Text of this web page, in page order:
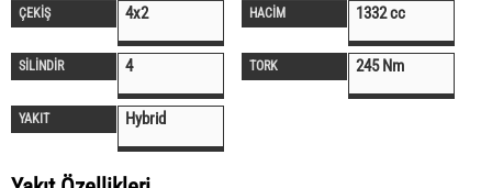
ÇEKİŞ 4x2 HACİM 1332 cc
SİLİNDİR 4 TORK 245 Nm
YAKIT Hybrid